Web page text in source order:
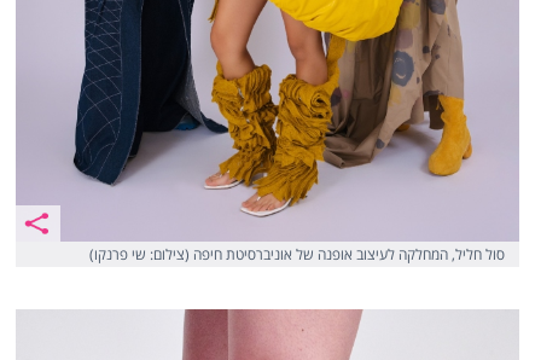
סול חליל, המחלקה לעיצוב אופנה של אוניברסיטת חיפה (צילום: שי פרנקו)